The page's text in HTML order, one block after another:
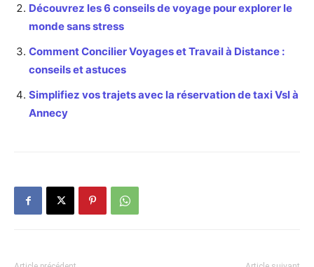
Découvrez les 6 conseils de voyage pour explorer le
monde sans stress
Comment Concilier Voyages et Travail à Distance :
conseils et astuces
Simplifiez vos trajets avec la réservation de taxi Vsl à
Annecy